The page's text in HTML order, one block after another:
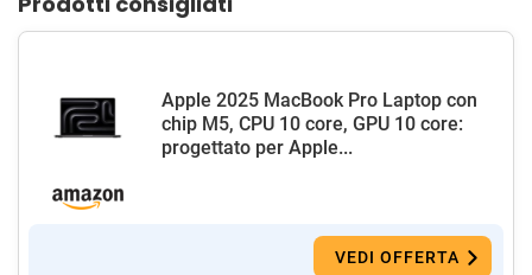
Apple 2025 MacBook Pro Laptop con
chip M5, CPU 10 core, GPU 10 core:
progettato per Apple...
VEDI OFFERTA